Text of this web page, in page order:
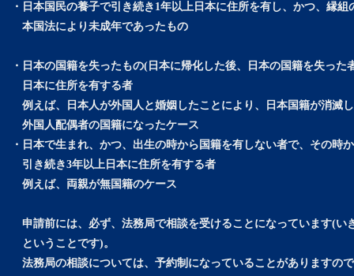
・日本国民の養子で引き続き1年以上日本に住所を有し、かつ、縁組
本国法により未成年であったもの
・日本の国籍を失ったもの(日本に帰化した後、日本の国籍を失った
日本に住所を有する者
例えば、日本人が外国人と婚姻したことにより、日本国籍が消滅
外国人配偶者の国籍になったケース
・日本で生まれ、かつ、出生の時から国籍を有しない者で、その時
引き続き3年以上日本に住所を有する者
例えば、両親が無国籍のケース
申請前には、必ず、法務局で相談を受けることになっています(い
ということです)。
法務局の相談については、予約制になっていることがありますの